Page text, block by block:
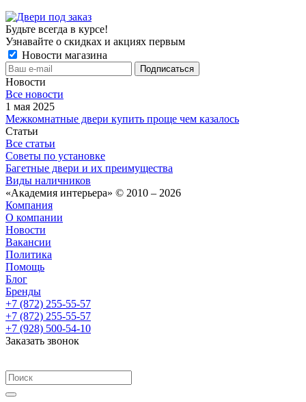
Будьте всегда в курсе!
Узнавайте о скидках и акциях первым
Новости магазина
Новости
Все новости
1 мая 2025
Межкомнатные двери купить проще чем казалось
Статьи
Все статьи
Советы по установке
Багетные двери и их преимущества
Виды наличников
«Академия интерьера» © 2010 – 2026
Компания
О компании
Новости
Вакансии
Политика
Помощь
Блог
Бренды
+7 (872) 255-55-57
+7 (872) 255-55-57
+7 (928) 500-54-10
Заказать звонок